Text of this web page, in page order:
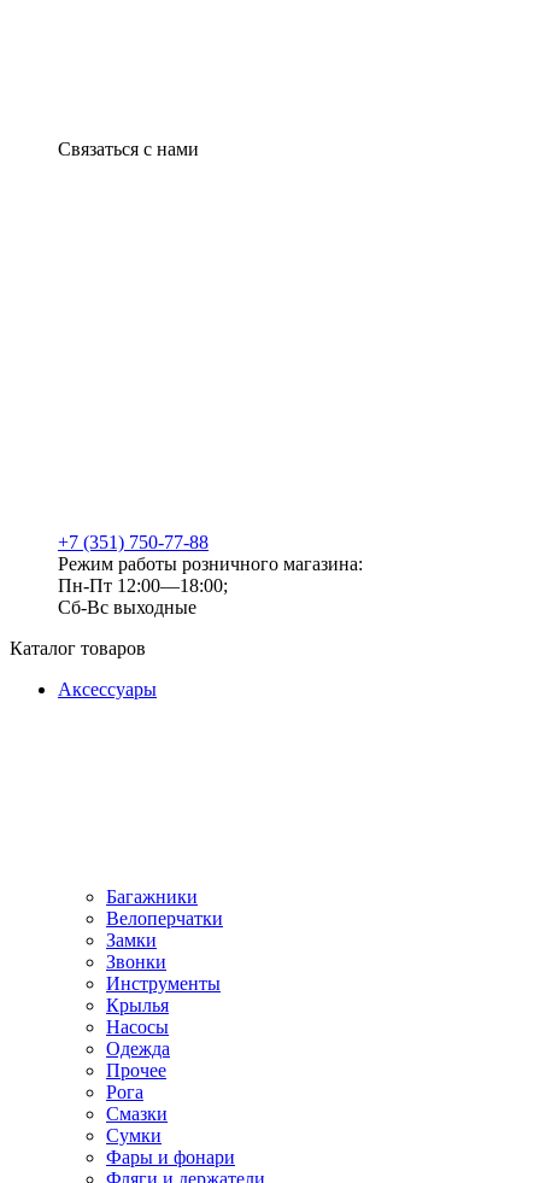
Связаться с нами
+7 (351) 750-77-88
Режим работы розничного магазина:
Пн-Пт 12:00—18:00;
Сб-Вс выходные
Каталог товаров
Аксессуары
Багажники
Велоперчатки
Замки
Звонки
Инструменты
Крылья
Насосы
Одежда
Прочее
Рога
Смазки
Сумки
Фары и фонари
Фляги и держатели